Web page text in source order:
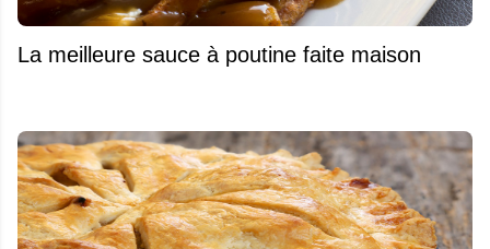
La meilleure sauce à poutine faite maison